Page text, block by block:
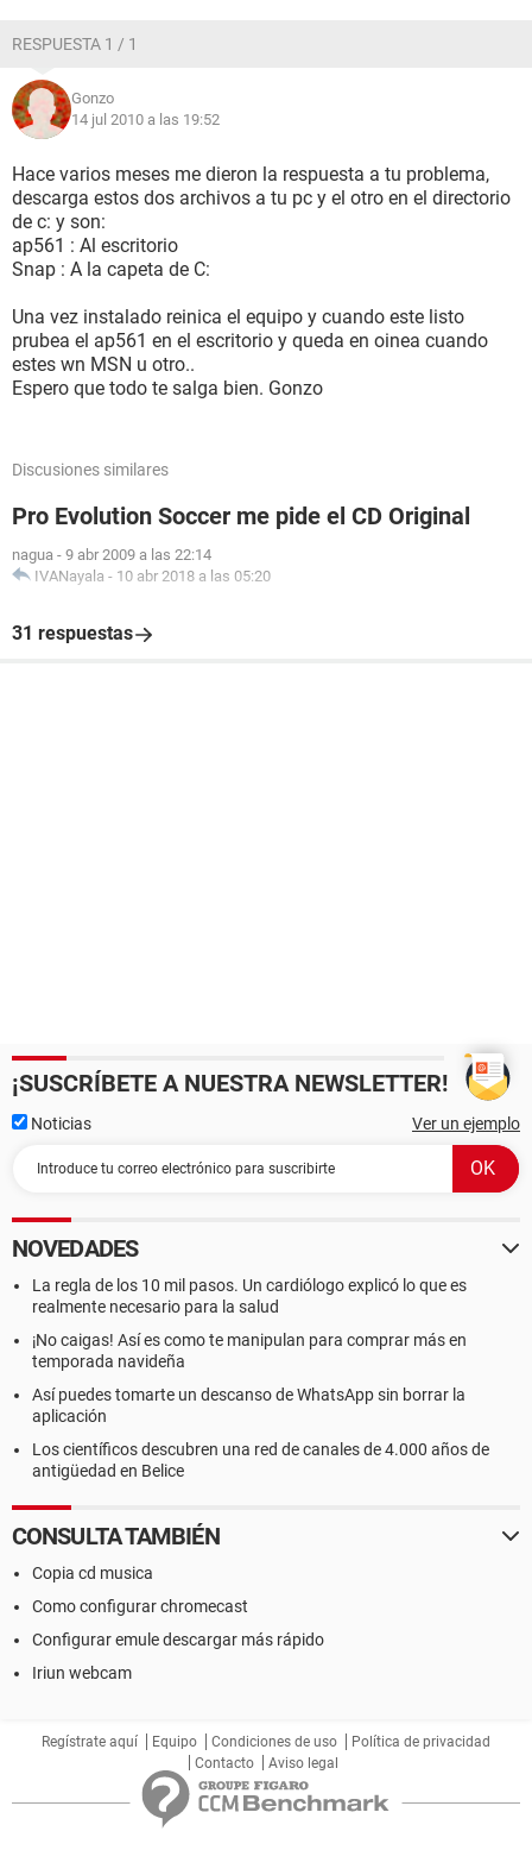
RESPUESTA 1 / 1
Gonzo
14 jul 2010 a las 19:52
Hace varios meses me dieron la respuesta a tu problema,
descarga estos dos archivos a tu pc y el otro en el directorio
de c: y son:
ap561 : Al escritorio
Snap : A la capeta de C:
Una vez instalado reinica el equipo y cuando este listo
prubea el ap561 en el escritorio y queda en oinea cuando
estes wn MSN u otro..
Espero que todo te salga bien. Gonzo
Discusiones similares
Pro Evolution Soccer me pide el CD Original
nagua - 9 abr 2009 a las 22:14
IVANayala - 10 abr 2018 a las 05:20
31 respuestas
¡SUSCRÍBETE A NUESTRA NEWSLETTER!
Noticias Ver un ejemplo
NOVEDADES
La regla de los 10 mil pasos. Un cardiólogo explicó lo que es
realmente necesario para la salud
¡No caigas! Así es como te manipulan para comprar más en
temporada navideña
Así puedes tomarte un descanso de WhatsApp sin borrar la
aplicación
Los científicos descubren una red de canales de 4.000 años de
antigüedad en Belice
CONSULTA TAMBIÉN
Copia cd musica
Como configurar chromecast
Configurar emule descargar más rápido
Iriun webcam
Regístrate aquí Equipo Condiciones de uso
Política de privacidad
Contacto
Aviso legal